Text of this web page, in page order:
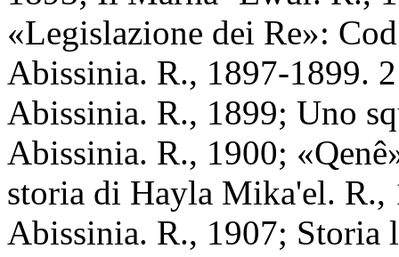
«Legislazione dei Re»:
Abissinia. R., 1897-1899.
Abissinia. R., 1899; Uno
Abissinia. R., 1900;
storia di Hayla Mika'el. R.,
Abissinia. R., 1907; Storia